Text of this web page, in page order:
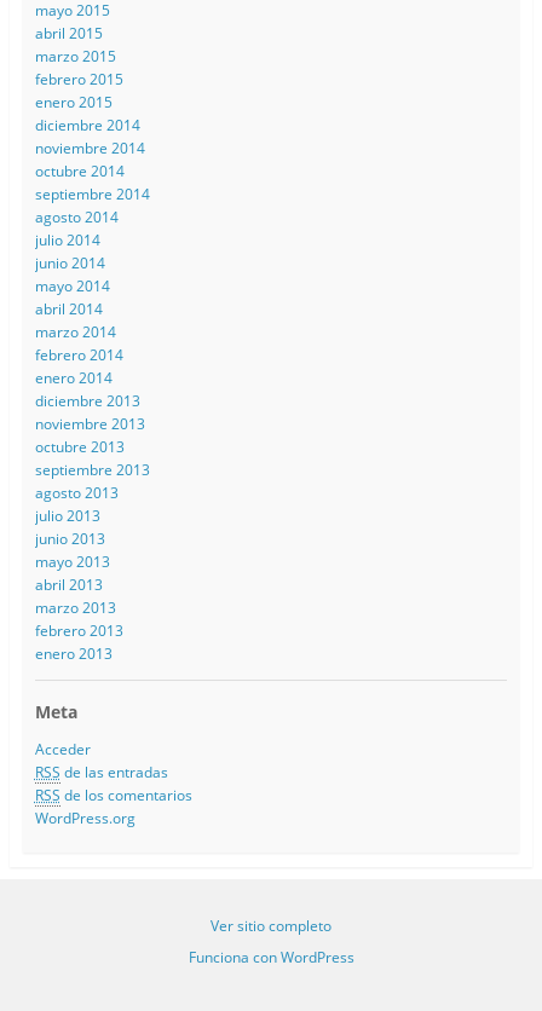
mayo 2015
abril 2015
marzo 2015
febrero 2015
enero 2015
diciembre 2014
noviembre 2014
octubre 2014
septiembre 2014
agosto 2014
julio 2014
junio 2014
mayo 2014
abril 2014
marzo 2014
febrero 2014
enero 2014
diciembre 2013
noviembre 2013
octubre 2013
septiembre 2013
agosto 2013
julio 2013
junio 2013
mayo 2013
abril 2013
marzo 2013
febrero 2013
enero 2013
Meta
Acceder
RSS de las entradas
RSS de los comentarios
WordPress.org
Ver sitio completo
Funciona con WordPress